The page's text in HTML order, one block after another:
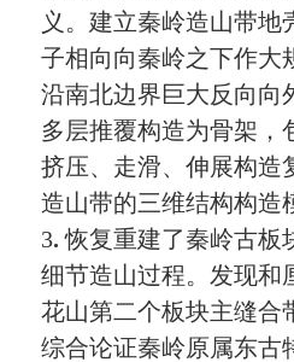
义。建立秦岭造山带地
子相向向秦岭之下作大
沿南北边界巨大反向向
多层推覆构造为骨架，
挤压、走滑、伸展构造
造山带的三维结构构造
3.恢复重建了秦岭古板
细节造山过程。发现和
花山第二个板块主缝合
综合论证秦岭原属东古